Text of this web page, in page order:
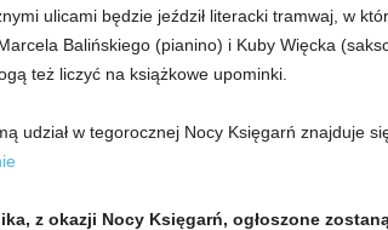
ulicami będzie jeździł literacki tramwaj, w
Balińskiego (pianino) i Kuby Więcka
też liczyć na książkowe upominki.
udział w tegorocznej Nocy Księgarń znajduje
z okazji Nocy Księgarń, ogłoszone